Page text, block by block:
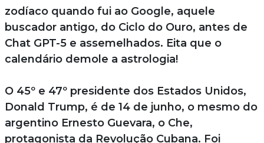
zodíaco quando fui ao Google, aquele
buscador antigo, do Ciclo do Ouro, antes de
Chat GPT-5 e assemelhados. Eita que o
calendário demole a astrologia!
O 45º e 47º presidente dos Estados Unidos,
Donald Trump, é de 14 de junho, o mesmo do
argentino Ernesto Guevara, o Che,
protagonista da Revolução Cubana. Foi